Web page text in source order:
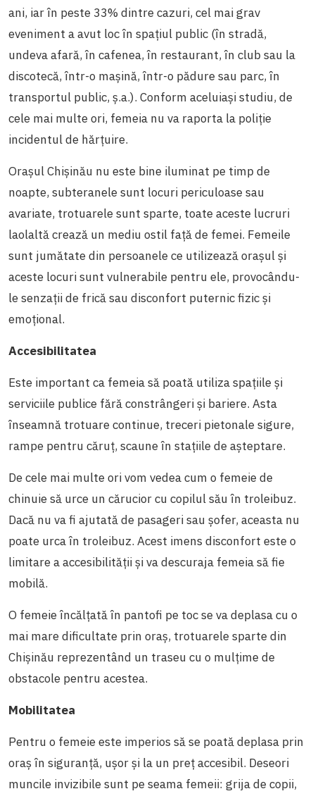
ani, iar în peste 33% dintre cazuri, cel mai grav
eveniment a avut loc în spațiul public (în stradă,
undeva afară, în cafenea, în restaurant, în club sau la
discotecă, într-o mașină, într-o pădure sau parc, în
transportul public, ș.a.). Conform aceluiași studiu, de
cele mai multe ori, femeia nu va raporta la poliție
incidentul de hărțuire.
Orașul Chișinău nu este bine iluminat pe timp de
noapte, subteranele sunt locuri periculoase sau
avariate, trotuarele sunt sparte, toate aceste lucruri
laolaltă crează un mediu ostil față de femei. Femeile
sunt jumătate din persoanele ce utilizează orașul și
aceste locuri sunt vulnerabile pentru ele, provocându-
le senzații de frică sau disconfort puternic fizic și
emoțional.
Accesibilitatea
Este important ca femeia să poată utiliza spațiile și
serviciile publice fără constrângeri și bariere. Asta
înseamnă trotuare continue, treceri pietonale sigure,
rampe pentru căruț, scaune în stațiile de așteptare.
De cele mai multe ori vom vedea cum o femeie de
chinuie să urce un cărucior cu copilul său în troleibuz.
Dacă nu va fi ajutată de pasageri sau șofer, aceasta nu
poate urca în troleibuz. Acest imens disconfort este o
limitare a accesibilității și va descuraja femeia să fie
mobilă.
O femeie încălțată în pantofi pe toc se va deplasa cu o
mai mare dificultate prin oraș, trotuarele sparte din
Chișinău reprezentând un traseu cu o mulțime de
obstacole pentru acestea.
Mobilitatea
Pentru o femeie este imperios să se poată deplasa prin
oraș în siguranță, ușor și la un preț accesibil. Deseori
muncile invizibile sunt pe seama femeii: grija de copii,